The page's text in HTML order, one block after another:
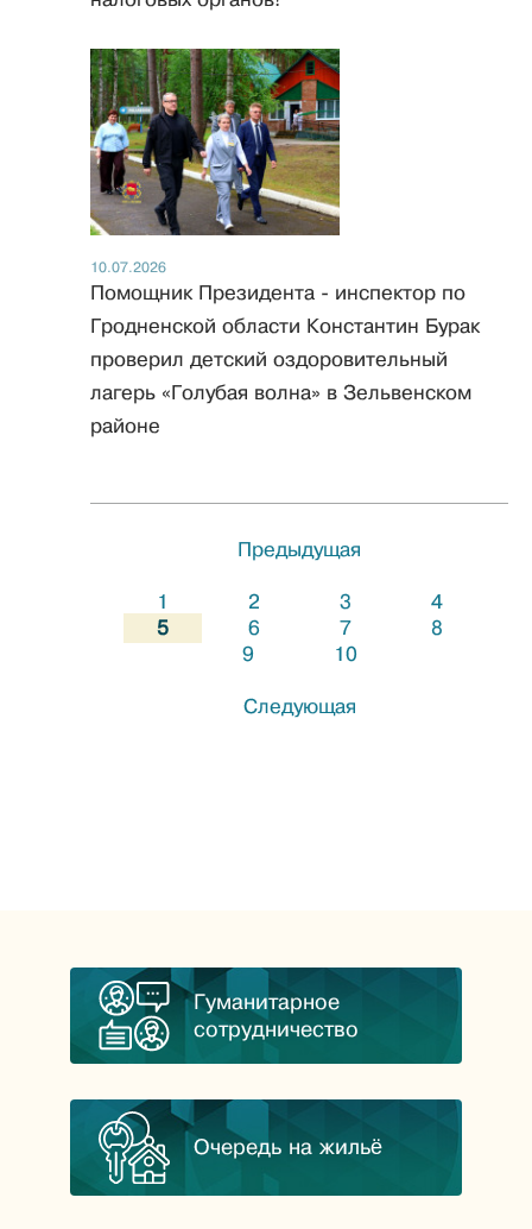
10.07.2026
Помощник Президента - инспектор по
Гродненской области Константин Бурак
проверил детский оздоровительный
лагерь «Голубая волна» в Зельвенском
районе
Предыдущая
1 2 3
4
5
6 7
8
9
10
Следующая
Гуманитарное
сотрудничество
Очередь на жильё